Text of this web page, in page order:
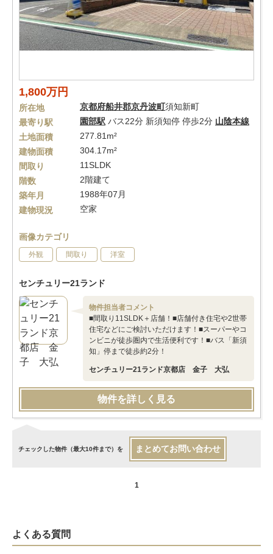
1,800万円
所在地 京都府船井郡京丹波町須知新町
最寄り駅
園部駅 バス22分 新須知停 停歩2分 山陰本線
土地面積
277.81m²
建物面積
304.17m²
間取り
11SLDK
階数
2階建て
築年月
1988年07月
建物現況
空家
画像カテゴリ
外観 間取り 洋室
センチュリー21ランド
物件担当者コメント
■間取り11SLDK＋店舗！■店舗付き住宅や2世帯
住宅などにご検討いただけます！■スーパーやコ
ンビニが徒歩圏内で生活便利です！■バス「新須
知」停まで徒歩約2分！
センチュリー21ランド京都店 金子 大弘
物件を詳しく見る
チェックした物件（最大10件まで）を まとめてお問い合わせ
1
よくある質問